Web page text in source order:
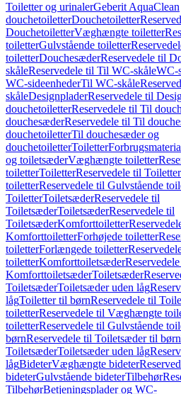
Toiletter og urinalerGeberit AquaClean
douchetoiletterDouchetoiletter
DouchetoiletterVæghængte toiletter
toiletterGulvstående toiletter
toiletterDouchesæderReservedele til
skåleReservedele til Til WC-skåleWC-
WC-sideenhederTil WC-skåle
skåleDesignpladerReservedele til
douchetoiletterReservedele til Til
douchesæderReservedele til Til
douchetoiletterTil douchesæder og
douchetoiletterToiletter
og toiletsæderVæghængte toiletter
toiletterToiletterReservedele til Toiletter
toiletterReservedele til Gulvstående
ToiletterToiletsæderReservedele til
ToiletsæderToiletsæderReservedele til
ToiletsæderKomforttoiletter
KomforttoiletterForhøjede toiletter
toiletterForlængede toiletter
toiletterKomforttoiletsæder
KomforttoiletsæderToiletsæder
ToiletsæderToiletsæder uden låg
lågToiletter til børnReservedele til
toiletterReservedele til Væghængte
toiletterReservedele til Gulvstående
børnReservedele til Toiletsæder til børn
ToiletsæderToiletsæder uden låg
lågBideterVæghængte bideter
bideterGulvstående bideterTilbehør
TilbehørBetjeningsplader og WC-